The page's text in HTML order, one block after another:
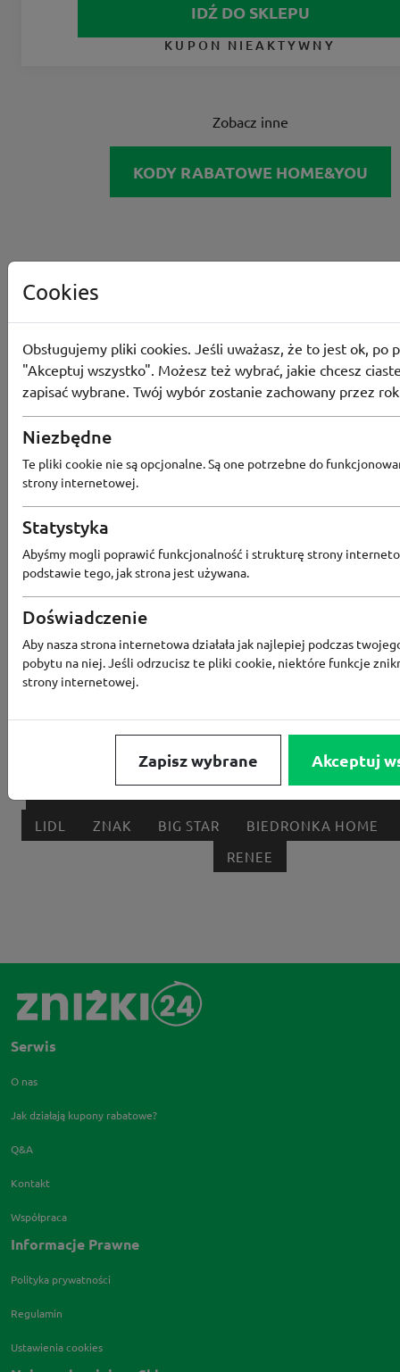
IDŹ DO SKLEPU
KUPON NIEAKTYWNY
Zobacz inne
KODY RABATOWE HOME&YOU
Popularne sklepy
RTV EURO AGD MODIVO HEBE
MEDIA EXPERT
EOBUWIE
KOMPUTRONIK
LOUNGE BY ZALANDO
ALLEGRO
HOMLA
ANSWEAR 4F OLEOLE!
LIDL
ZNAK BIG STAR
BIEDRONKA HOME
RENEE
Serwis
O nas
Jak działają kupony rabatowe?
Q&A
Kontakt
Współpraca
Informacje Prawne
Polityka prywatności
Regulamin
Ustawienia cookies
Cookies
Obsługujemy pliki cookies. Jeśli uważasz, że to jest ok, po
"Akceptuj wszystko". Możesz też wybrać, jakie chcesz
zapisać wybrane. Twój wybór zostanie zachowany przez
Niezbędne
Te pliki cookie nie są opcjonalne. Są one potrzebne do
strony internetowej.
Statystyka
Abyśmy mogli poprawić funkcjonalność i strukturę strony
podstawie tego, jak strona jest używana.
Doświadczenie
Aby nasza strona internetowa działała jak najlepiej podczas
pobytu na niej. Jeśli odrzucisz te pliki cookie, niektóre funkcje
strony internetowej.
Zapisz wybrane Akceptuj